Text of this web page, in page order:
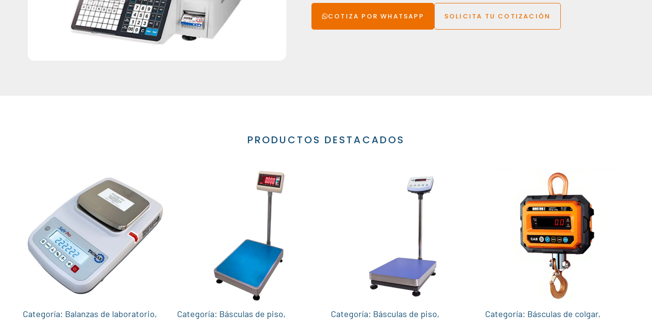
COTIZA POR WHATSAPP SOLICITA TU COTIZACIÓN
PRODUCTOS DESTACADOS
Categoría: Balanzas de laboratorio,
Categoría: Básculas de piso,
Categoría: Básculas de piso,
Categoría: Básculas de colgar,